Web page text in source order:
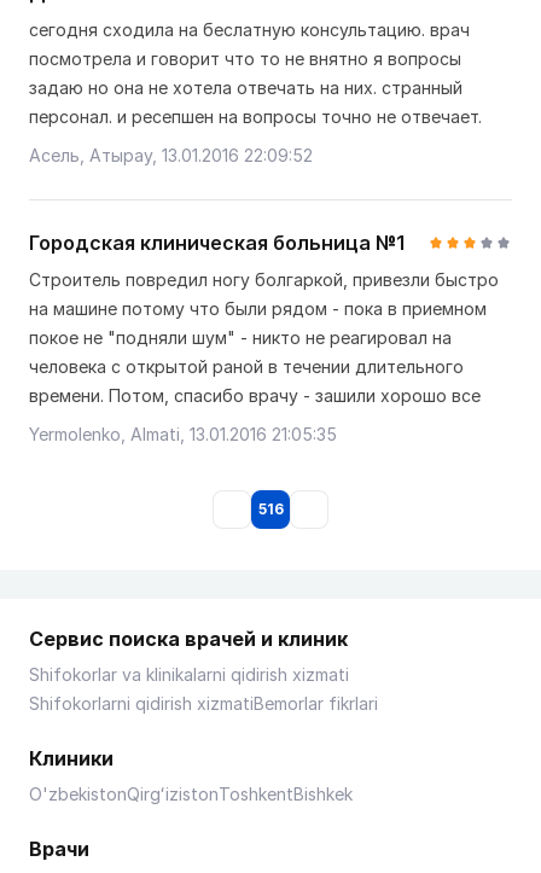
сегодня сходила на беслатную консультацию. врач
посмотрела и говорит что то не внятно я вопросы
задаю но она не хотела отвечать на них. странный
персонал. и ресепшен на вопросы точно не отвечает.
Асель, Атырау, 13.01.2016 22:09:52
Городская клиническая больница №1
Строитель повредил ногу болгаркой, привезли быстро
на машине потому что были рядом - пока в приемном
покое не "подняли шум" - никто не реагировал на
человека с открытой раной в течении длительного
времени. Потом, спасибо врачу - зашили хорошо все
Yermolenko, Almati, 13.01.2016 21:05:35
516
Сервис поиска врачей и клиник
Shifokorlar va klinikalarni qidirish xizmati
Shifokorlarni qidirish xizmatiBemorlar fikrlari
Клиники
O'zbekistonQirgʻizistonToshkentBishkek
Врачи